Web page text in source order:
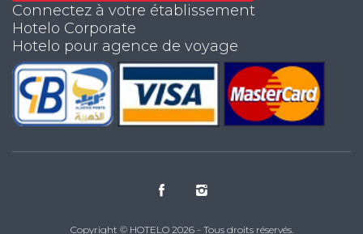
Connectez à votre établissement
Hotelo Corporate
Hotelo pour agence de voyage
Copyright © HOTELO 2026 - Tous droits réservés.